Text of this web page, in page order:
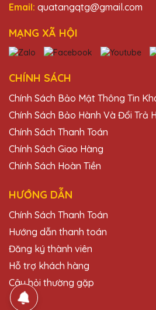
Nguyễn Thị Kim
25/11/2025
Tặng Pha Lê QTG và
viên rất chuyên nghiệp và
đáng tin cậy!
Bùi Văn Nam
25/11/2025
Cảm ơn Quà Tặng Pha Lê
cao. Mọi người trong
lòng với sản phẩm này.
Dương Văn Hưng
25/11/2025
Email: quatangqtg@gmail.com
MẠNG XÃ HỘI
CHÍNH SÁCH
Chính Sách Bảo Mật Thông Tin
Chính Sách Bảo Hành Và Đổi Trả
Chính Sách Thanh Toán
Chính Sách Giao Hàng
Chính Sách Hoàn Tiền
HƯỚNG DẪN
Chính Sách Thanh Toán
Hướng dẫn thanh toán
Đăng ký thành viên
Hỗ trợ khách hàng
Câu hỏi thường gặp